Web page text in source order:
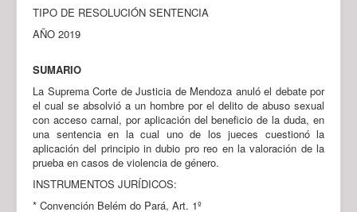
TIPO DE RESOLUCIÓN SENTENCIA
AÑO 2019
SUMARIO
La Suprema Corte de Justicia de Mendoza anuló el debate por
el cual se absolvió a un hombre por el delito de abuso sexual
con acceso carnal, por aplicación del beneficio de la duda, en
una sentencia en la cual uno de los jueces cuestionó la
aplicación del principio in dubio pro reo en la valoración de la
prueba en casos de violencia de género.
INSTRUMENTOS JURÍDICOS:
* Convención Belém do Pará, Art. 1º